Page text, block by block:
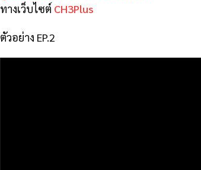
ทางเว็บไซต์ CH3Plus
ตัวอย่าง EP.2